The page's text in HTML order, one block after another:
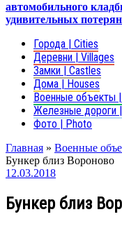
автомобильного
удивительных
Города | Cities
Деревни | Villages
Замки | Castles
Дома | Houses
Военные объекты
Железные дороги
Фото | Photo
Главная » Военные
Бункер близ Вороново
12.03.2018
Бункер близ